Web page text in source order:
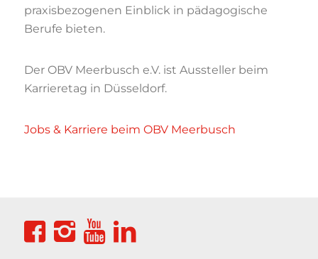
praxisbezogenen Einblick in pädagogische
Berufe bieten.
Der OBV Meerbusch e.V. ist Aussteller beim
Karrieretag in Düsseldorf.
Jobs & Karriere beim OBV Meerbusch